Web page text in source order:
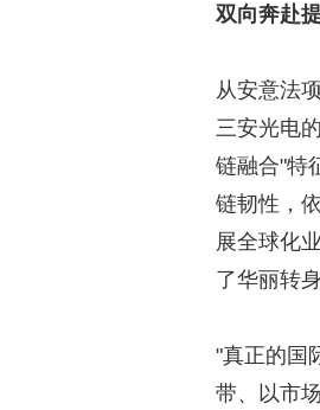
双向奔赴
从安意法
三安光电
链融合"特
链韧性，
展全球化
了华丽转身
"真正的国
带、以市